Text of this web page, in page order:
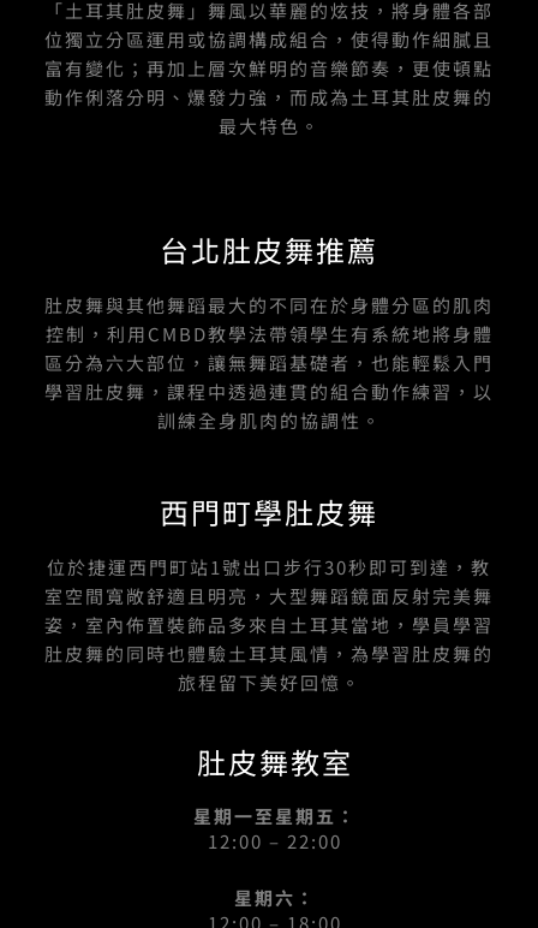
f
「土耳其肚皮舞」舞風以華麗的炫技，將身體各部
位獨立分區運用或協調構成組合，使得動作細膩且
富有變化；再加上層次鮮明的音樂節奏，更使頓點
動作俐落分明、爆發力強，而成為土耳其肚皮舞的
最大特色。
台北肚皮舞推薦
肚皮舞與其他舞蹈最大的不同在於身體分區的肌肉
控制，利用CMBD教學法帶領學生有系統地將身體
區分為六大部位，讓無舞蹈基礎者，也能輕鬆入門
學習肚皮舞，課程中透過連貫的組合動作練習，以
訓練全身肌肉的協調性。
西門町學肚皮舞
位於捷運西門町站1號出口步行30秒即可到達，教
室空間寬敞舒適且明亮，大型舞蹈鏡面反射完美舞
姿，室內佈置裝飾品多來自土耳其當地，學員學習
肚皮舞的同時也體驗土耳其風情，為學習肚皮舞的
旅程留下美好回憶。
肚皮舞教室
星期一至星期五：
12:00 – 22:00
星期六：
12:00 – 18:00